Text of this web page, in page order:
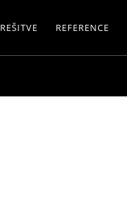
REŠITVE REFERENCE